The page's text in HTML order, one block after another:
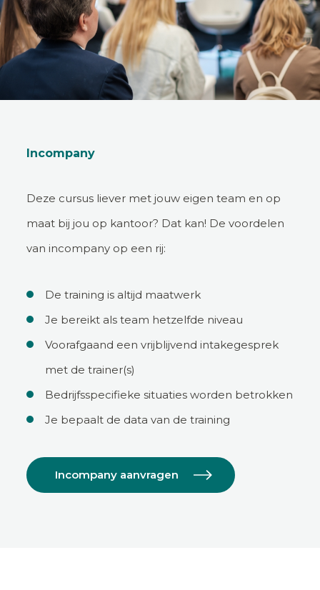
Incompany
Deze cursus liever met jouw eigen team en op
maat bij jou op kantoor? Dat kan! De voordelen
van incompany op een rij:
De training is altijd maatwerk
Je bereikt als team hetzelfde niveau
Voorafgaand een vrijblijvend intakegesprek
met de trainer(s)
Bedrijfsspecifieke situaties worden betrokken
Je bepaalt de data van de training
Incompany aanvragen